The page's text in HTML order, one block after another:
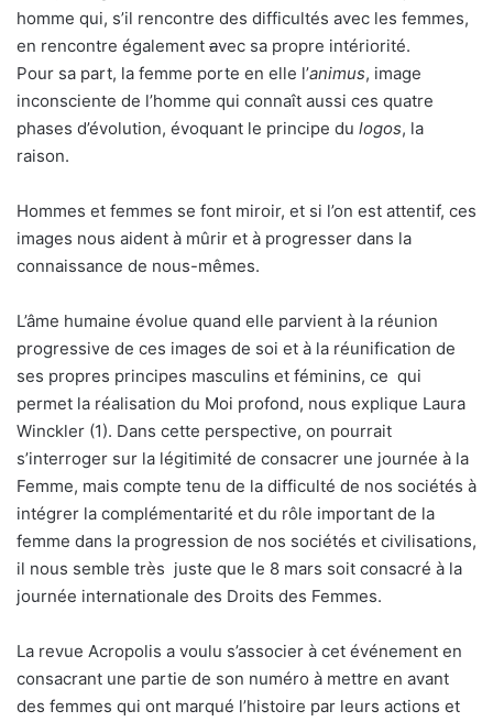
homme qui, s’il rencontre des difficultés avec les femmes,
en rencontre également avec sa propre intériorité.
Pour sa part, la femme porte en elle l’animus, image
inconsciente de l’homme qui connaît aussi ces quatre
phases d’évolution, évoquant le principe du logos, la
raison.
Hommes et femmes se font miroir, et si l’on est attentif, ces
images nous aident à mûrir et à progresser dans la
connaissance de nous-mêmes.
L’âme humaine évolue quand elle parvient à la réunion
progressive de ces images de soi et à la réunification de
ses propres principes masculins et féminins, ce qui
permet la réalisation du Moi profond, nous explique Laura
Winckler (1). Dans cette perspective, on pourrait
s’interroger sur la légitimité de consacrer une journée à la
Femme, mais compte tenu de la difficulté de nos sociétés à
intégrer la complémentarité et du rôle important de la
femme dans la progression de nos sociétés et civilisations,
il nous semble très juste que le 8 mars soit consacré à la
journée internationale des Droits des Femmes.
La revue Acropolis a voulu s’associer à cet événement en
consacrant une partie de son numéro à mettre en avant
des femmes qui ont marqué l’histoire par leurs actions et